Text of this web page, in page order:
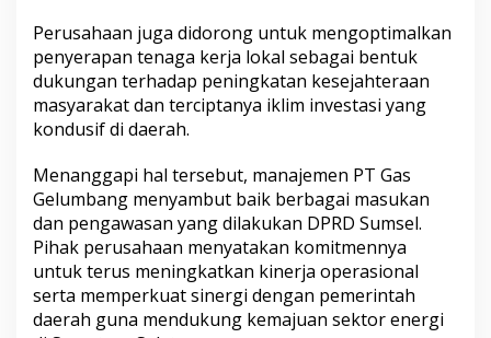
Perusahaan juga didorong untuk mengoptimalkan
penyerapan tenaga kerja lokal sebagai bentuk
dukungan terhadap peningkatan kesejahteraan
masyarakat dan terciptanya iklim investasi yang
kondusif di daerah.
Menanggapi hal tersebut, manajemen PT Gas
Gelumbang menyambut baik berbagai masukan
dan pengawasan yang dilakukan DPRD Sumsel.
Pihak perusahaan menyatakan komitmennya
untuk terus meningkatkan kinerja operasional
serta memperkuat sinergi dengan pemerintah
daerah guna mendukung kemajuan sektor energi